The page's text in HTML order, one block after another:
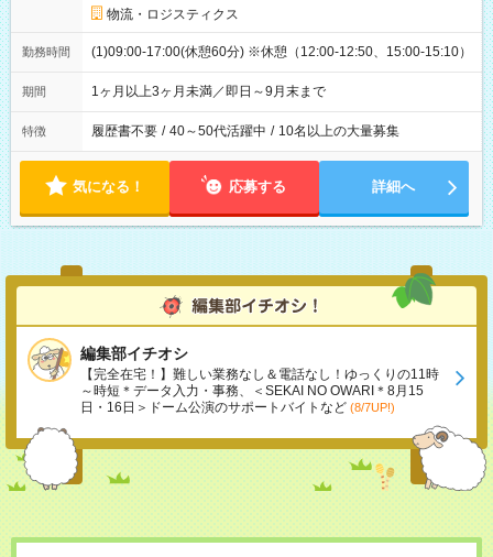
物流・ロジスティクス
勤務時間 (1)09:00-17:00(休憩60分) ※休憩（12:00-12:50、15:00-15:10）
期間 1ヶ月以上3ヶ月未満／即日～9月末まで
特徴 履歴書不要 / 40～50代活躍中 / 10名以上の大量募集
気になる！ 応募する 詳細へ
編集部イチオシ
【完全在宅！】難しい業務なし＆電話なし！ゆっくりの11時
～時短＊データ入力・事務、＜SEKAI NO OWARI＊8月15
日・16日＞ドーム公演のサポートバイトなど (8/7UP!)